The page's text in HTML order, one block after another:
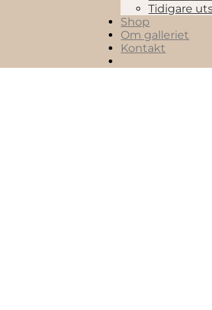
Tidigare
Shop
Om galleriet
Kontakt